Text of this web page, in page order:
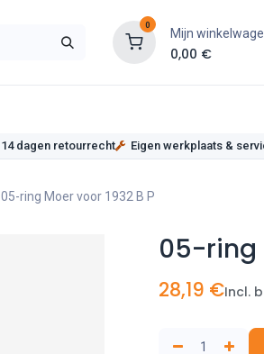
0
Mijn
0,00 €
14 dagen retourrecht Eigen werkplaats &
05-ring Moer voor 1932 B P
05-ring
28,19 €Incl.